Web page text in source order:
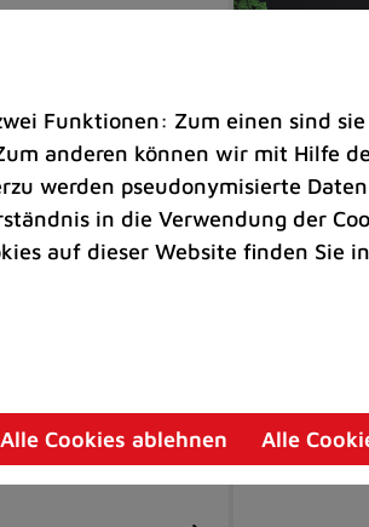
mitgestalten:
Teilnahme am 26.
Funktionen: Zum einen sind
anderen können wir mit Hilfe
werden pseudonymisierte
in die Verwendung der
auf dieser Website finden Sie
Alle Cookies ablehnen Alle